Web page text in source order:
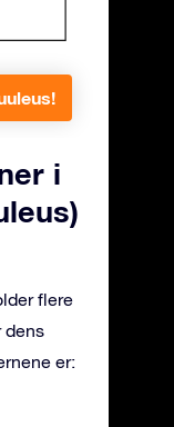
i
flere
dens
er: